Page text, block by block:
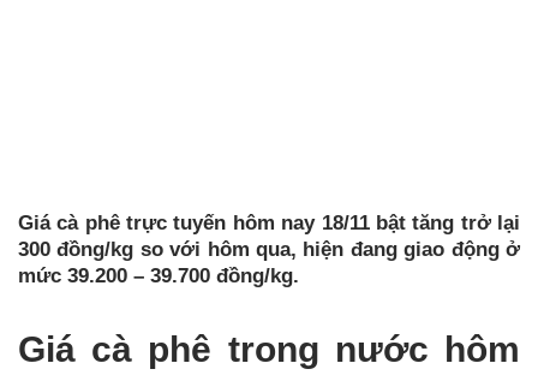
Giá cà phê trực tuyến hôm nay 18/11 bật tăng trở lại
300 đồng/kg so với hôm qua, hiện đang giao động ở
mức 39.200 – 39.700 đồng/kg.
Giá cà phê trong nước hôm